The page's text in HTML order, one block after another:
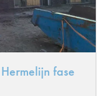
fase